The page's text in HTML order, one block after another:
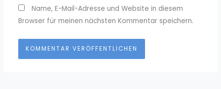
Name, E-Mail-Adresse und Website in diesem
Browser für meinen nächsten Kommentar speichern.